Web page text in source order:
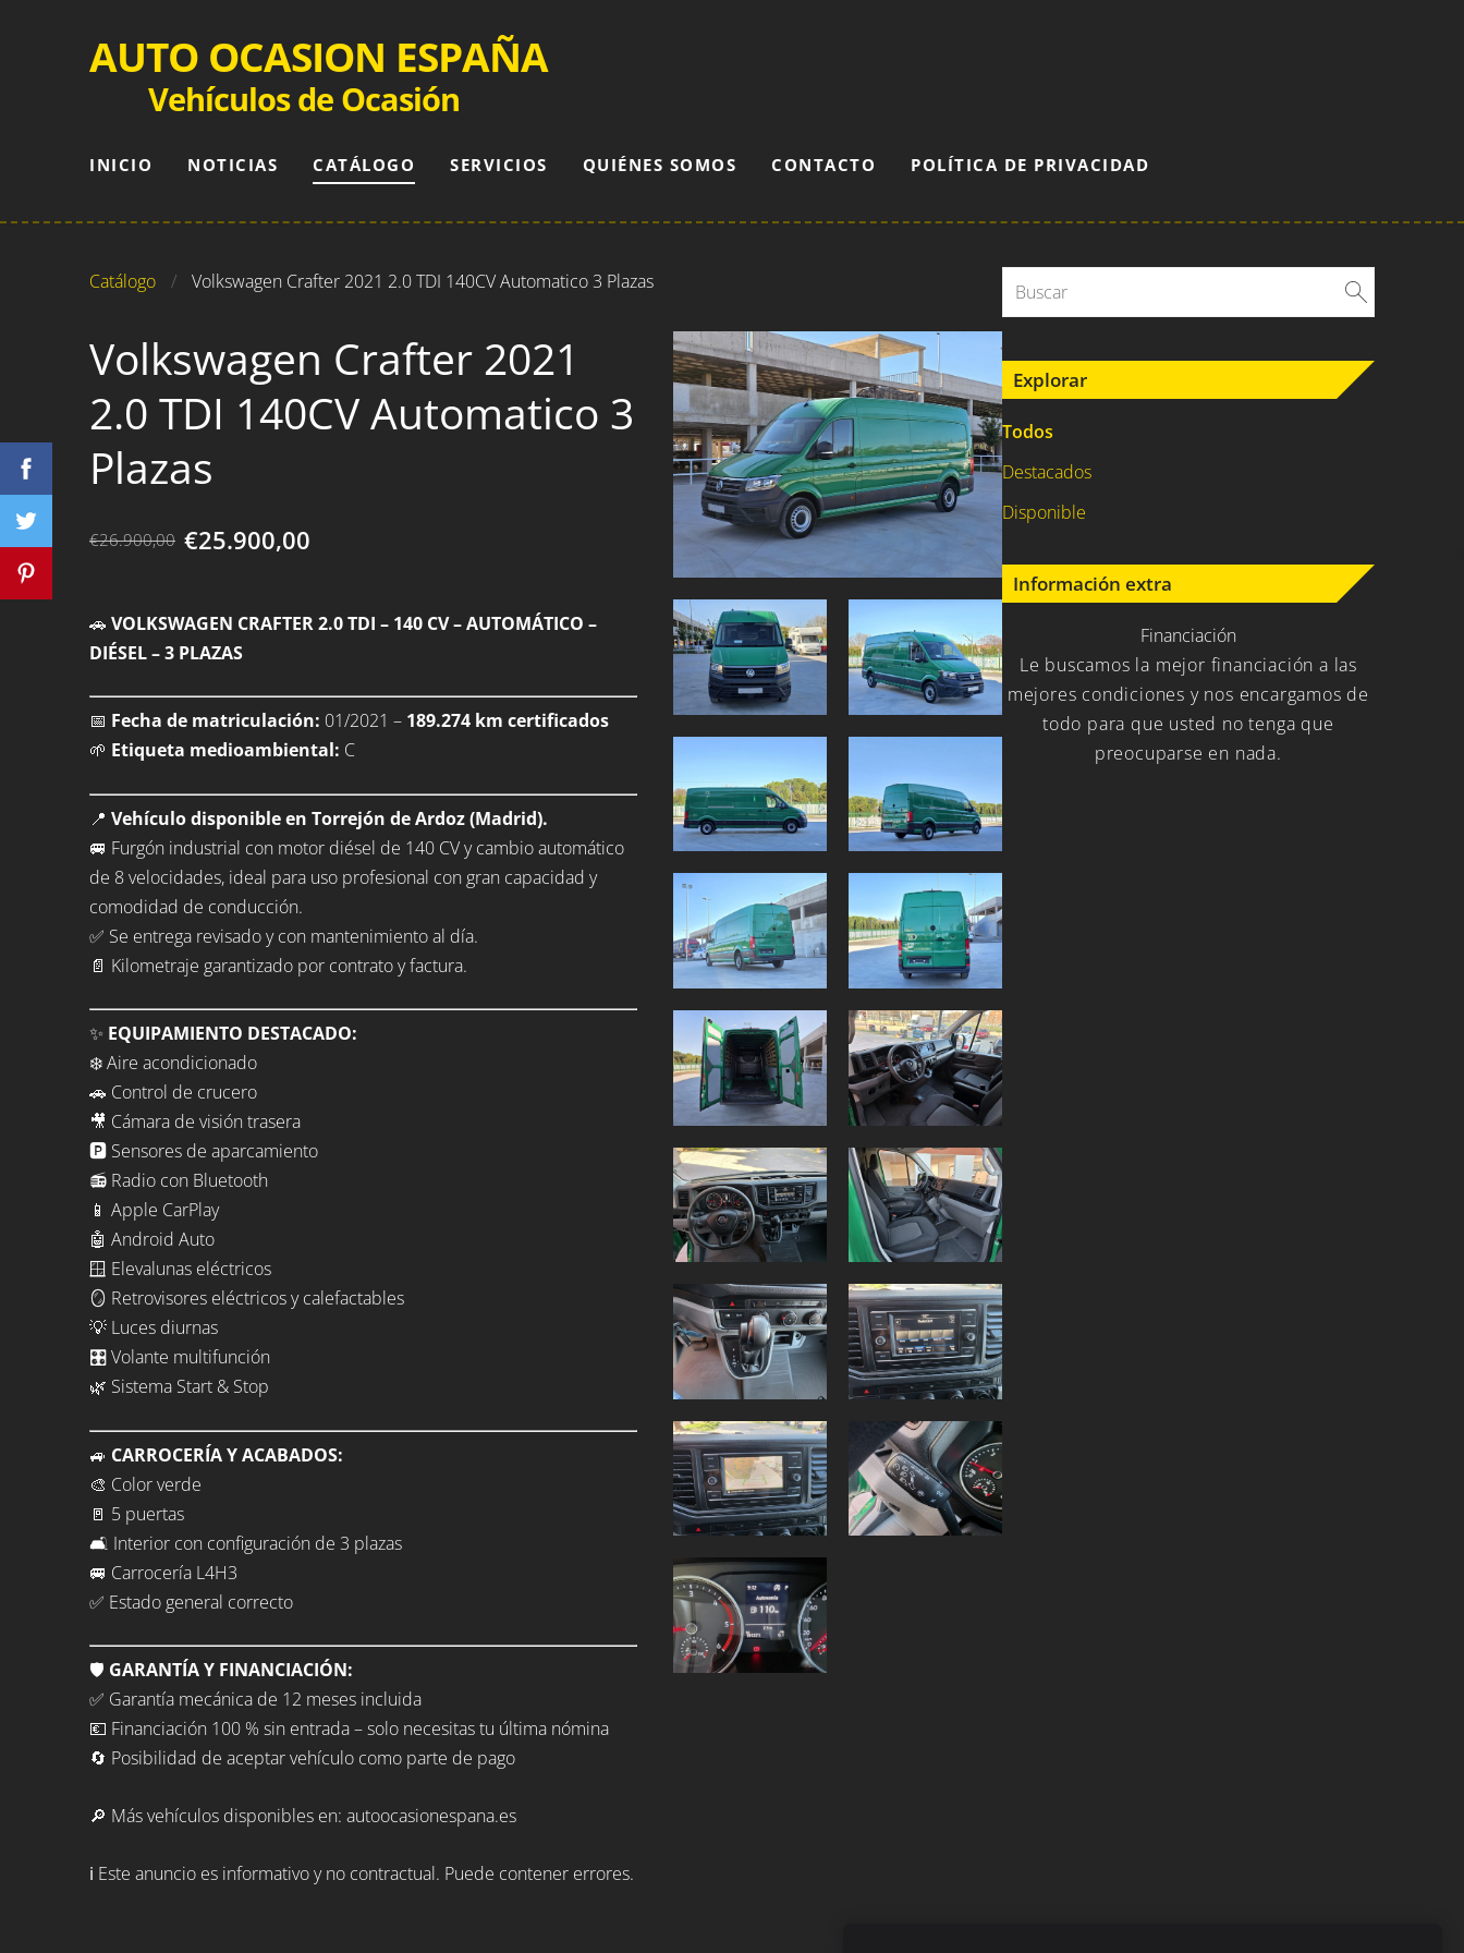
AUTO OCASION ESPAÑA
Vehículos de Ocasión
INICIO NOTICIAS CATÁLOGO SERVICIOS QUIÉNES SOMOS CONTACTO POLÍTICA DE PRIVACIDAD
Explorar
Todos
Destacados
Disponible
Información extra
Financiación
Le buscamos la mejor financiación a las
mejores condiciones y nos encargamos de
todo para que usted no tenga que
preocuparse en nada.
Catálogo Volkswagen Crafter 2021 2.0 TDI 140CV Automatico 3 Plazas
Volkswagen Crafter 2021
2.0 TDI 140CV Automatico 3
Plazas
€26.900,00 €25.900,00
🚗 VOLKSWAGEN CRAFTER 2.0 TDI – 140 CV – AUTOMÁTICO –
DIÉSEL – 3 PLAZAS
📅 Fecha de matriculación: 01/2021 – 189.274 km certificados
🌱 Etiqueta medioambiental: C
📍 Vehículo disponible en Torrejón de Ardoz (Madrid).
🚐 Furgón industrial con motor diésel de 140 CV y cambio automático
de 8 velocidades, ideal para uso profesional con gran capacidad y
comodidad de conducción.
✅ Se entrega revisado y con mantenimiento al día.
📄 Kilometraje garantizado por contrato y factura.
✨ EQUIPAMIENTO DESTACADO:
❄️ Aire acondicionado
🚗 Control de crucero
🎥 Cámara de visión trasera
🅿️ Sensores de aparcamiento
📻 Radio con Bluetooth
📱 Apple CarPlay
🤖 Android Auto
🪟 Elevalunas eléctricos
🪞 Retrovisores eléctricos y calefactables
💡 Luces diurnas
🎛️ Volante multifunción
🌿 Sistema Start & Stop
🚙 CARROCERÍA Y ACABADOS:
🎨 Color verde
🚪 5 puertas
🛋️ Interior con configuración de 3 plazas
🚐 Carrocería L4H3
✅ Estado general correcto
🛡️ GARANTÍA Y FINANCIACIÓN:
✅ Garantía mecánica de 12 meses incluida
💶 Financiación 100 % sin entrada – solo necesitas tu última nómina
🔄 Posibilidad de aceptar vehículo como parte de pago
🔎 Más vehículos disponibles en: autoocasionespana.es
ℹ️ Este anuncio es informativo y no contractual. Puede contener errores.